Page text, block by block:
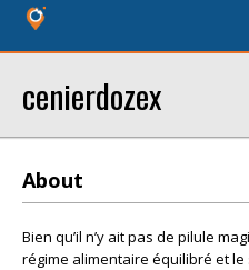
cenierdozex
About
Bien qu’il n’y ait pas de pilule
régime alimentaire équilibré et